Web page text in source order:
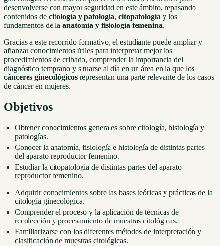
desenvolverse con mayor seguridad en este ámbito, repasando
contenidos de citología y patología, citopatología y los
fundamentos de la anatomía y fisiología femenina.
Gracias a este recorrido formativo, el estudiante puede ampliar y
afianzar conocimientos útiles para interpretar mejor los
procedimientos de cribado, comprender la importancia del
diagnóstico temprano y situarse al día en un área en la que los
cánceres ginecológicos representan una parte relevante de los casos
de cáncer en mujeres.
Objetivos
Obtener conocimientos generales sobre citología, histología y
patologías.
Conocer la anatomía, fisiología e histología de distintas partes
del aparato reproductor femenino.
Estudiar la citopatología de distintas partes del aparato
reproductor femenino.
Adquirir conocimientos sobre las bases teóricas y prácticas de la
citología ginecológica.
Comprender el proceso y la aplicación de técnicas de
recolección y procesamiento de muestras citológicas.
Familiarizarse con los diferentes métodos de interpretación y
clasificación de muestras citológicas.